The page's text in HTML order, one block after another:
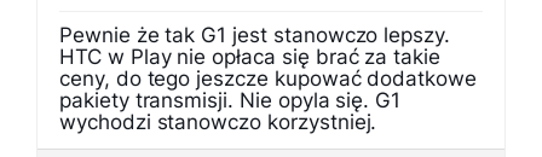
Pewnie że tak G1 jest stanowczo lepszy.
HTC w Play nie opłaca się brać za takie
ceny, do tego jeszcze kupować dodatkowe
pakiety transmisji. Nie opyla się. G1
wychodzi stanowczo korzystniej.